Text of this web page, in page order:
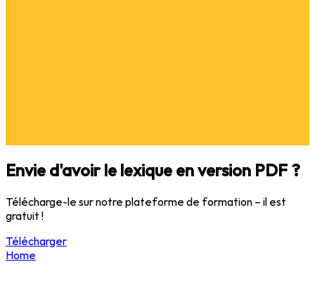
Envie d'avoir le lexique en version PDF ?
Télécharge-le sur notre plateforme de formation – il est
gratuit !
Télécharger
Home